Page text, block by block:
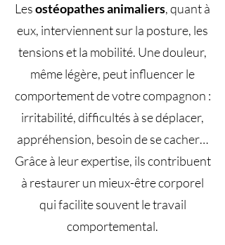
Lesostéopathes animaliers, quant à
eux, interviennent sur la posture, les
tensions et la mobilité. Une douleur,
même légère, peut influencer le
comportement de votre compagnon :
irritabilité, difficultés à se déplacer,
appréhension, besoin de se cacher…
Grâce à leur expertise, ils contribuent
à restaurer un mieux-être corporel
qui facilite souvent le travail
comportemental.